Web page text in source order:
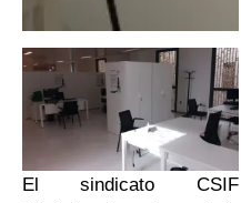
El sindicato CSIF